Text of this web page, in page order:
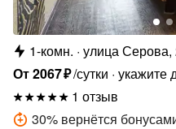
1-комн. улица Серова,
От2067₽/сутки укажите
1 отзыв
30% вернётся